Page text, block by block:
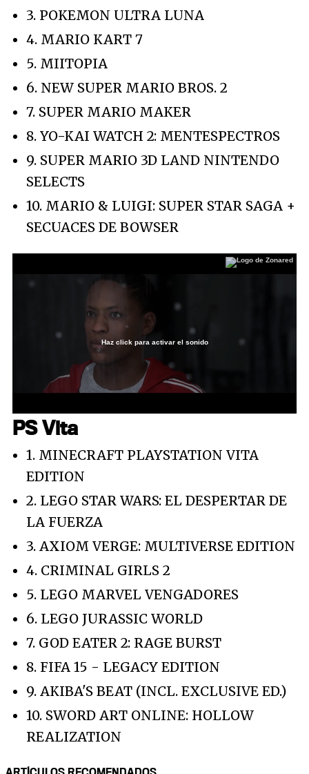
3. POKEMON ULTRA LUNA
4. MARIO KART 7
5. MIITOPIA
6. NEW SUPER MARIO BROS. 2
7. SUPER MARIO MAKER
8. YO-KAI WATCH 2: MENTESPECTROS
9. SUPER MARIO 3D LAND NINTENDO
SELECTS
10. MARIO & LUIGI: SUPER STAR SAGA +
SECUACES DE BOWSER
Unmute /
Loaded:
34.48%
Haz click para activar el sonido
PS Vita
1. MINECRAFT PLAYSTATION VITA
EDITION
2. LEGO STAR WARS: EL DESPERTAR DE
LA FUERZA
3. AXIOM VERGE: MULTIVERSE EDITION
4. CRIMINAL GIRLS 2
5. LEGO MARVEL VENGADORES
6. LEGO JURASSIC WORLD
7. GOD EATER 2: RAGE BURST
8. FIFA 15 - LEGACY EDITION
9. AKIBA'S BEAT (INCL. EXCLUSIVE ED.)
10. SWORD ART ONLINE: HOLLOW
REALIZATION